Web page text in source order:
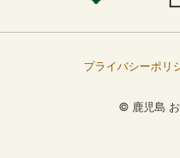
プライバシーポリ
© 鹿児島